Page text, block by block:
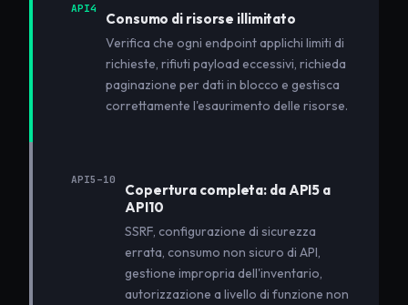
API4
Consumo di risorse illimitato
Verifica che ogni endpoint applichi limiti di
richieste, rifiuti payload eccessivi, richieda
paginazione per dati in blocco e gestisca
correttamente l'esaurimento delle risorse.
API5–10
Copertura completa: da API5 a
API10
SSRF, configurazione di sicurezza
errata, consumo non sicuro di API,
gestione impropria dell'inventario,
autorizzazione a livello di funzione non